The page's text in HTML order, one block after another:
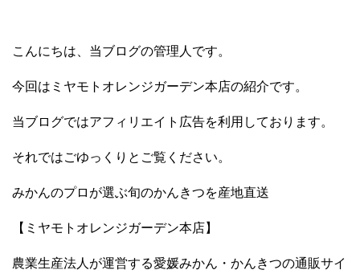
こんにちは、当ブログの管理人です。
今回はミヤモトオレンジガーデン本店の紹介です。
当ブログではアフィリエイト広告を利用しております。
それではごゆっくりとご覧ください。
みかんのプロが選ぶ旬のかんきつを産地直送
【ミヤモトオレンジガーデン本店】
農業生産法人が運営する愛媛みかん・かんきつの通販サイ